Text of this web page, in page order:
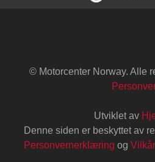
© Motorcenter Norway. Alle
Utviklet av
Denne siden er beskyttet av
Personvernerklæring og